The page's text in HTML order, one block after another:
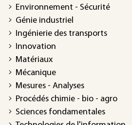
Environnement - Sécurité
Génie industriel
Ingénierie des transports
Innovation
Matériaux
Mécanique
Mesures - Analyses
Procédés chimie - bio - agro
Sciences fondamentales